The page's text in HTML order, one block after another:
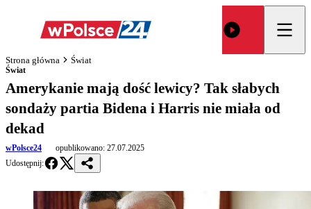
Strona główna Świat
Świat
Amerykanie mają dość lewicy? Tak słabych
sondaży partia Bidena i Harris nie miała od
dekad
wPolsce24 opublikowano: 27.07.2025
Udostępnij: